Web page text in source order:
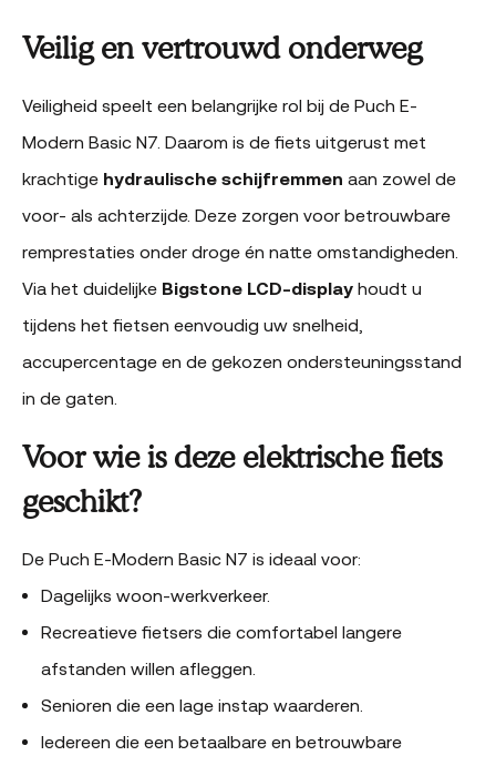
Veilig en vertrouwd onderweg
Veiligheid speelt een belangrijke rol bij de Puch E-
Modern Basic N7. Daarom is de fiets uitgerust met
krachtige hydraulische schijfremmen aan zowel de
voor- als achterzijde. Deze zorgen voor betrouwbare
remprestaties onder droge én natte omstandigheden.
Via het duidelijke Bigstone LCD-display houdt u
tijdens het fietsen eenvoudig uw snelheid,
accupercentage en de gekozen ondersteuningsstand
in de gaten.
Voor wie is deze elektrische fiets
geschikt?
De Puch E-Modern Basic N7 is ideaal voor:
Dagelijks woon-werkverkeer.
Recreatieve fietsers die comfortabel langere
afstanden willen afleggen.
Senioren die een lage instap waarderen.
Iedereen die een betaalbare en betrouwbare